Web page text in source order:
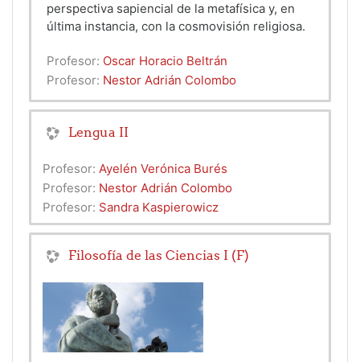
perspectiva sapiencial de la metafísica y, en
última instancia, con la cosmovisión religiosa.
Profesor: Oscar Horacio Beltrán
Profesor: Nestor Adrián Colombo
Lengua II
Profesor: Ayelén Verónica Burés
Profesor: Nestor Adrián Colombo
Profesor: Sandra Kaspierowicz
Filosofía de las Ciencias I (F)